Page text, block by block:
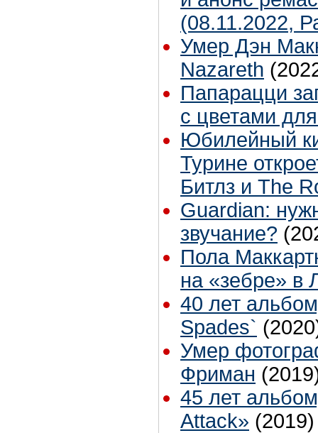
(08.11.2022,
Умер Дэн
Nazareth
Папарацци
с цветами
Юбилейный
Турине
Битлз и The
Guardian:
звучание?
Пола
на «зебре» в
40 лет
Spades`
Умер
Фриман
45 лет
Attack» (2019)